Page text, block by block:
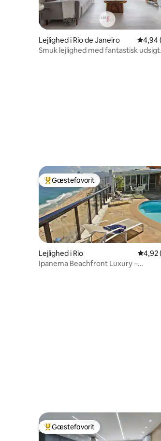
Lejlighed i Rio de Janeiro 4,94
4,94
Smuk lejlighed med fantastisk udsigt
Bedste gæstefavorit
Gæstefavorit
Lejlighed i Rio 4,92
4,92
Ipanema Beachfront Luxury –
Bedste gæstefavorit
Gæstefavorit